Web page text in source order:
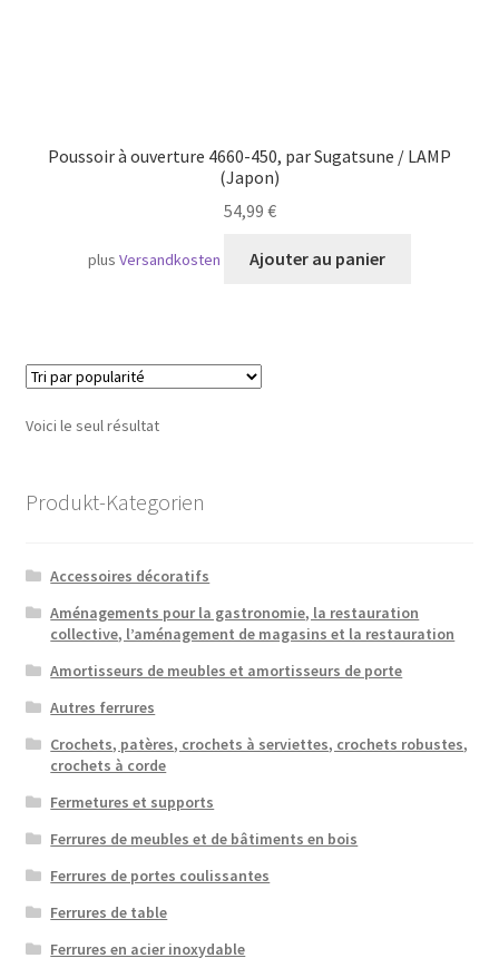
Poussoir à ouverture 4660-450, par Sugatsune / LAMP
(Japon)
54,99 €
plusVersandkosten Ajouter au panier
Voici le seul résultat
Produkt-Kategorien
Accessoires décoratifs
Aménagements pour la gastronomie, la restauration
collective, l’aménagement de magasins et la restauration
Amortisseurs de meubles et amortisseurs de porte
Autres ferrures
Crochets, patères, crochets à serviettes, crochets robustes,
crochets à corde
Fermetures et supports
Ferrures de meubles et de bâtiments en bois
Ferrures de portes coulissantes
Ferrures de table
Ferrures en acier inoxydable